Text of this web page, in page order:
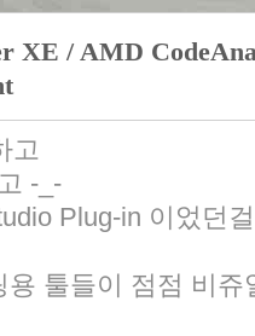
XE / AMD
고
-_-
Plug-in 이었던
툴들이 점점 비